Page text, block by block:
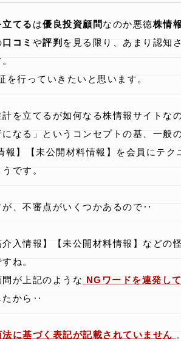
てる は優良投資顧問 なのか悪徳株情
口コミ や評判 を見る限り、あまり認知
を行っていきたいと思います。
計を立てるが如何なる株情報サイトな
なる」というコンセプトの基、一般
報】【未公開材料情報】を会員にテク
です。
、不審点がいくつかあるので‥
介入情報】【未公開材料情報】などの
ね。
が上記のような NGワードを連発し
たから‥
に基づく表記が記載されていません 。